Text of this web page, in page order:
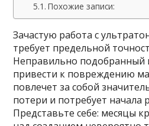
Похожие записи:
Зачастую работа с
требует предельной
Неправильно подобранный
привести к повреждению
повлечет за собой
потери и потребует начала
Представьте себе: месяцы